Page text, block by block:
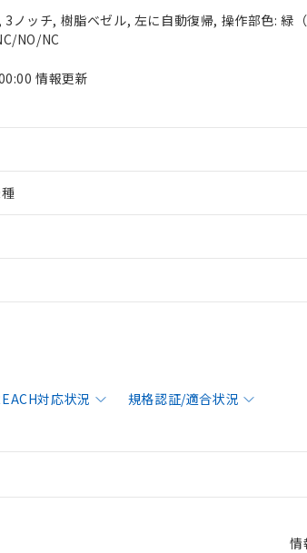
ノッチ, 樹脂ベゼル, 左に自動復帰, 操作部色: 緑
NO/NC
情報更新
対応状況 規格認証/適合状況
情